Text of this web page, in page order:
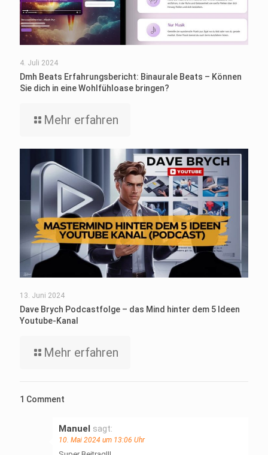
4. Juli 2024
Dmh Beats Erfahrungsbericht: Binaurale Beats – Können
Sie dich in eine Wohlfühloase bringen?
Mehr erfahren
13. Juni 2024
Dave Brych Podcastfolge – das Mind hinter dem 5 Ideen
Youtube-Kanal
Mehr erfahren
1 Comment
Manuel sagt:
10. Mai 2024 um 13:06 Uhr